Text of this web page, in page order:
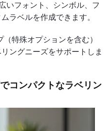
いフォント、シンボル、フ
ラベルを作成できます。
特殊オプションを含む）
ングニーズをサポートしま
コンパクトなラベリン